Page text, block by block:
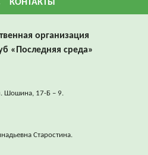
КОНТАКТЫ
организация
«Последняя среда»
Шошина, 17-Б – 9.
Старостина.